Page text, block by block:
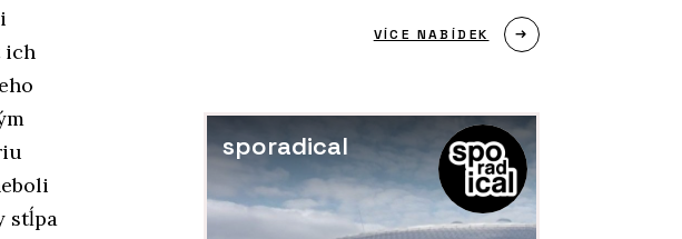
ich
stĺpa
VÍCE NABÍDEK
sporadical